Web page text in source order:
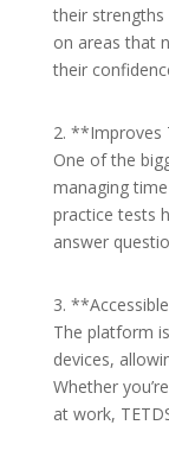
their strengths
on areas that
their
2. **Improves
One of the
managing time
practice tests
answer
3.
The platform
devices,
Whether
at work,